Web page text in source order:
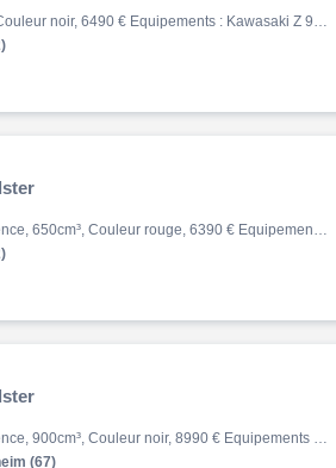
Z, 04/2021, 10308 km, Essence, 900cm³, Couleur noir, 6490 € Equipements : Kawasaki Z 900 A2 noir mise en circulation le 13/04/2021. Entretien à jour pas de frais à prévoir. Factures et doubles des clés en notre possession. En équipement: selle confort, silencieux Arrow Pour plus…
Z, 07/2024, 5923 km, Première main, Essence, 650cm³, Couleur rouge, 6390 € Equipements : A SAISIR KAWASAKI Z 650 ABS - Z650 A2 - Z-650- Z650 -Z 650 47.5 CV - 650Z - 650 Z - Z-650ABS 1 ERE MAIN / REVISON A JOUR / PNEU AV NEUF / SUPPORT DE PLAQUE COURT MOTO BRIDEE A2 FINANCEMENT P…
Z, 01/2023, 4441 km, Première main, Essence, 900cm³, Couleur noir, 8990 € Equipements : TRES BELLE KAWASAKI Z900RS / Z900 RS / Z 900 RS GARANTIE 12 MOIS Coloris: NOIR / ROUGE ACCESSOIRES: ECHAPPEMENT ARROW TRES BON ETAT GENERAL Livraison possible, reprise possible, financement p…
(67)